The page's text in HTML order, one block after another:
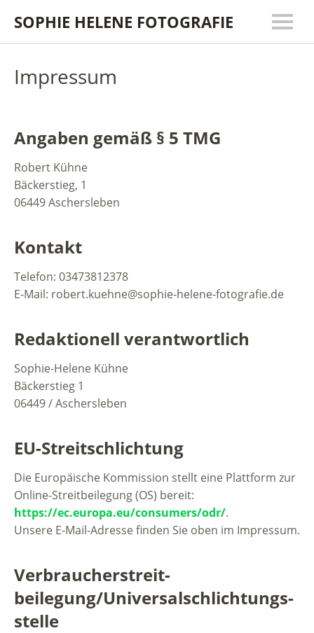
SOPHIE HELENE FOTOGRAFIE
Impressum
Angaben gemäß § 5 TMG
Robert Kühne
Bäckerstieg, 1
06449 Aschersleben
Kontakt
Telefon: 03473812378
E-Mail: robert.kuehne@sophie-helene-fotografie.de
Redaktionell verantwortlich
Sophie-Helene Kühne
Bäckerstieg 1
06449 / Aschersleben
EU-Streitschlichtung
Die Europäische Kommission stellt eine Plattform zur
Online-Streitbeilegung (OS) bereit:
https://ec.europa.eu/consumers/odr/.
Unsere E-Mail-Adresse finden Sie oben im Impressum.
Verbraucher­streit­
beilegung/Universal­schlichtungs­
stelle